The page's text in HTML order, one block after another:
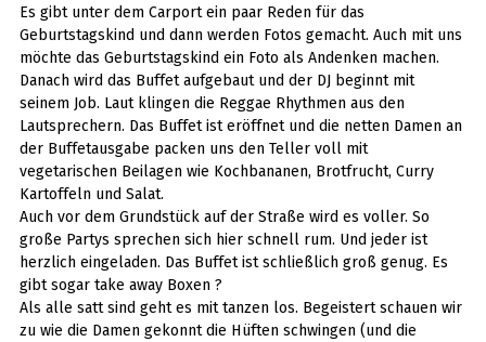
Es gibt unter dem Carport ein paar Reden für das
Geburtstagskind und dann werden Fotos gemacht. Auch mit uns
möchte das Geburtstagskind ein Foto als Andenken machen.
Danach wird das Buffet aufgebaut und der DJ beginnt mit
seinem Job. Laut klingen die Reggae Rhythmen aus den
Lautsprechern. Das Buffet ist eröffnet und die netten Damen an
der Buffetausgabe packen uns den Teller voll mit
vegetarischen Beilagen wie Kochbananen, Brotfrucht, Curry
Kartoffeln und Salat.
Auch vor dem Grundstück auf der Straße wird es voller. So
große Partys sprechen sich hier schnell rum. Und jeder ist
herzlich eingeladen. Das Buffet ist schließlich groß genug. Es
gibt sogar take away Boxen ?
Als alle satt sind geht es mit tanzen los. Begeistert schauen wir
zu wie die Damen gekonnt die Hüften schwingen (und die